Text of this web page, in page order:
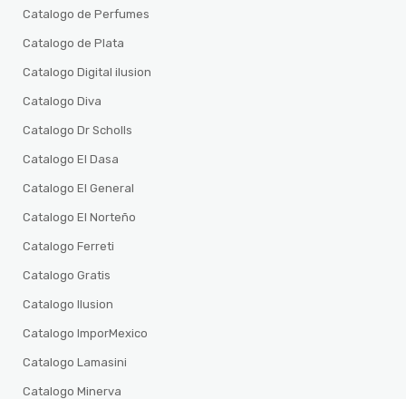
Catalogo de Perfumes
Catalogo de Plata
Catalogo Digital ilusion
Catalogo Diva
Catalogo Dr Scholls
Catalogo El Dasa
Catalogo El General
Catalogo El Norteño
Catalogo Ferreti
Catalogo Gratis
Catalogo Ilusion
Catalogo ImporMexico
Catalogo Lamasini
Catalogo Minerva